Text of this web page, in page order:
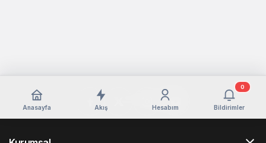
Anasayfa Akış Hesabım Bildirimler
0